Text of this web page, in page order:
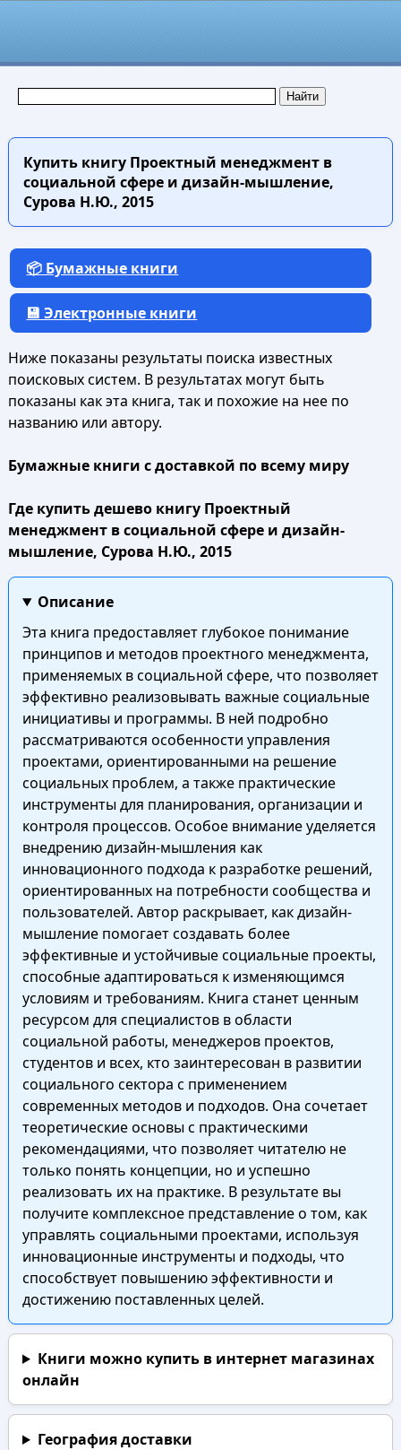
Купить книгуПроектный менеджмент в
социальной сфере и дизайн-мышление,
Сурова Н.Ю., 2015
📦 Бумажные книги
💾 Электронные книги
Ниже показаны результаты поиска известных
поисковых систем. В результатах могут быть
показаны как эта книга, так и похожие на нее по
названию или автору.
Бумажные книги с доставкой по всему миру
Где купить дешево книгу Проектный
менеджмент в социальной сфере и дизайн-
мышление, Сурова Н.Ю., 2015
Описание
Эта книга предоставляет глубокое понимание
принципов и методов проектного менеджмента,
применяемых в социальной сфере, что позволяет
эффективно реализовывать важные социальные
инициативы и программы. В ней подробно
рассматриваются особенности управления
проектами, ориентированными на решение
социальных проблем, а также практические
инструменты для планирования, организации и
контроля процессов. Особое внимание уделяется
внедрению дизайн-мышления как
инновационного подхода к разработке решений,
ориентированных на потребности сообщества и
пользователей. Автор раскрывает, как дизайн-
мышление помогает создавать более
эффективные и устойчивые социальные проекты,
способные адаптироваться к изменяющимся
условиям и требованиям. Книга станет ценным
ресурсом для специалистов в области
социальной работы, менеджеров проектов,
студентов и всех, кто заинтересован в развитии
социального сектора с применением
современных методов и подходов. Она сочетает
теоретические основы с практическими
рекомендациями, что позволяет читателю не
только понять концепции, но и успешно
реализовать их на практике. В результате вы
получите комплексное представление о том, как
управлять социальными проектами, используя
инновационные инструменты и подходы, что
способствует повышению эффективности и
достижению поставленных целей.
Книги можно купить в интернет магазинах
онлайн
География доставки